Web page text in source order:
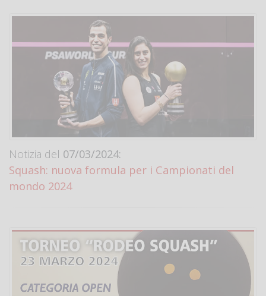
Notizia del 07/03/2024:
Squash: nuova formula per i Campionati del
mondo 2024